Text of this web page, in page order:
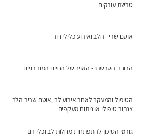
טרשת עורקים
אוטם שריר הלב ואירוע כלילי חד
הרובד הטרשתי - האויב של החיים המודרניים
הטיפול והמעקב לאחר אירוע לב ,אוטם שריר הלב
צנתור טיפולי או ניתוח מעקפים
גורמי הסיכון להתפתחות מחלות לב וכלי דם